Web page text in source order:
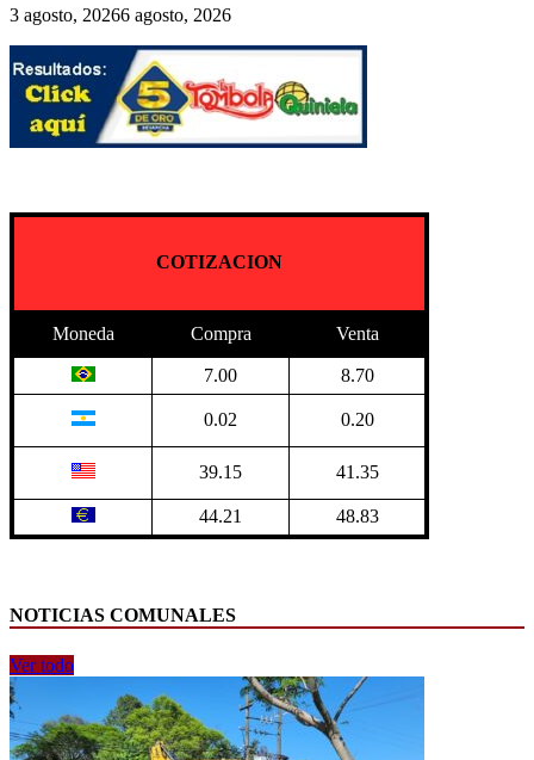
3 agosto, 20266 agosto, 2026
COTIZACION
Moneda Compra Venta
7.00 8.70
0.02 0.20
39.15 41.35
44.21 48.83
NOTICIAS COMUNALES
Ver todo